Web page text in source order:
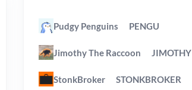
Pudgy Penguins PENGU
Jimothy The Raccoon JIMOTHY
StonkBroker STONKBROKER